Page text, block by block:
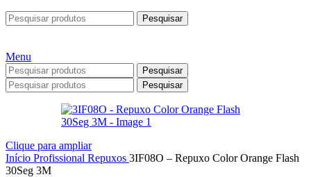
Pesquisar
Menu
Pesquisar
Pesquisar
Clique para ampliar
Início Profissional Repuxos 3IF08O – Repuxo Color Orange Flash
30Seg 3M